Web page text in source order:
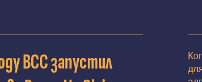
ВСС запустил